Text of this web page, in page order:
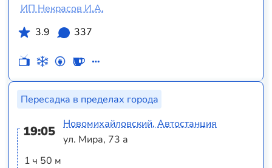
ИП Некрасов И.А.
3.9
337
Пересадка в пределах города
19:05
1 ч 50 м
Новомихайловский, Автостанция
ул. Мира, 73 а